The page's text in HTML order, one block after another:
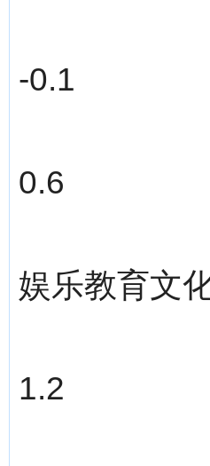
-0.1
0.6
娱乐教育文
1.2